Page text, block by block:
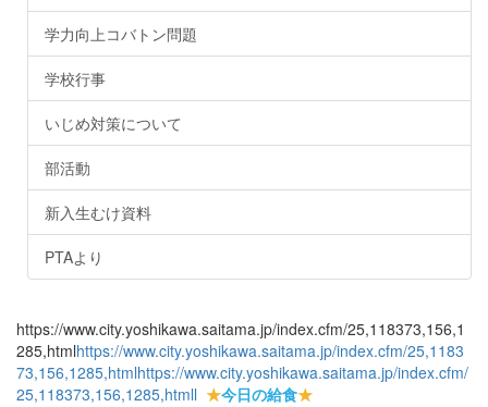
学力向上コバトン問題
学校行事
いじめ対策について
部活動
新入生むけ資料
PTAより
https://www.city.yoshikawa.saitama.jp/index.cfm/25,118373,156,1
285,htmlhttps://www.city.yoshikawa.saitama.jp/index.cfm/25,1183
73,156,1285,htmlhttps://www.city.yoshikawa.saitama.jp/index.cfm/
25,118373,156,1285,htmll ★今日の給食★